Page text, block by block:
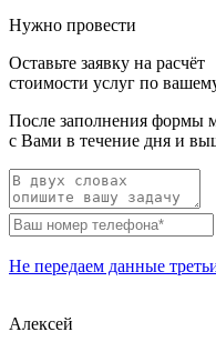
Нужно провести
Оставьте заявку на расчёт
стоимости услуг по
После заполнения формы
с Вами в течение дня и
Не передаем данные
Алексей